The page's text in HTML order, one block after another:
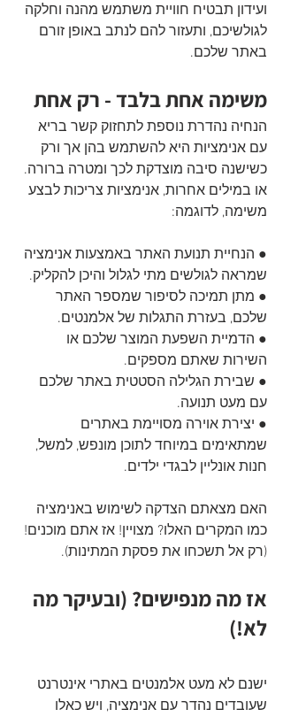
ועידון תבטיח חוויית משתמש מהנה וחלקה
לגולשיכם, ותעזור להם לנתב באופן זורם
באתר שלכם.
משימה אחת בלבד - רק אחת
הנחיה נהדרת נוספת לתחזוק קשר בריא
עם אנימציות היא להשתמש בהן אך ורק
כשישנה סיבה מוצדקת לכך ומטרה ברורה.
או במילים אחרות, אנימציות צריכות לבצע
משימה, לדוגמה:
● הנחיית תנועת האתר באמצעות אנימציה
שמראה לגולשים מתי לגלול והיכן להקליק.
● מתן תמיכה לסיפור שמספר האתר
שלכם, בעזרת התגלות של אלמנטים.
● הדמיית השפעת המוצר שלכם או
השירות שאתם מספקים.
● שבירת הגלילה הסטטית באתר שלכם
עם מעט תנועה.
● יצירת אוירה מסויימת באתרים
שמתאימים במיוחד לתוכן מונפש, למשל,
חנות אונליין לבגדי ילדים.
האם מצאתם הצדקה לשימוש באנימציה
כמו המקרים האלו? מצויין! אז אתם מוכנים!
(רק אל תשכחו את פסקת המתינות).
אז מה מנפישים? (ובעיקר מה
לא!)
ישנם לא מעט אלמנטים באתרי אינטרנט
שעובדים נהדר עם אנימציה, ויש כאלו